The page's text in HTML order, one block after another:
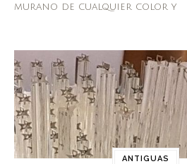
murano de cualquier color y
ANTIGUAS